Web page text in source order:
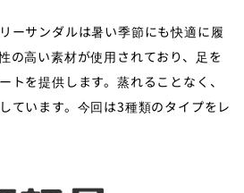
ーサンダルは暑い季節にも快適に履
の高い素材が使用されており、足を
トを提供します。蒸れることなく、
ています。今回は3種類のタイプをレ